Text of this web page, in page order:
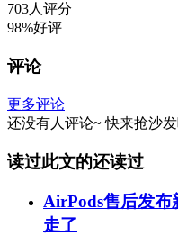
703人评分
98%好评
评论
更多评论
还没有人评论~ 快来抢沙发
读过此文的还读过
AirPods售后发布
走了